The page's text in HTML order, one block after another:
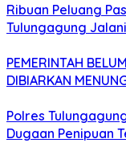
Ribuan Peluang
Tulungagung
PEMERINTAH
DIBIARKAN
Polres
Dugaan Penipuan